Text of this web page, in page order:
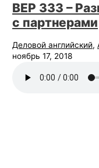
BEP 333 –
с партнерами
Деловой английский,
ноябрь 17, 2018